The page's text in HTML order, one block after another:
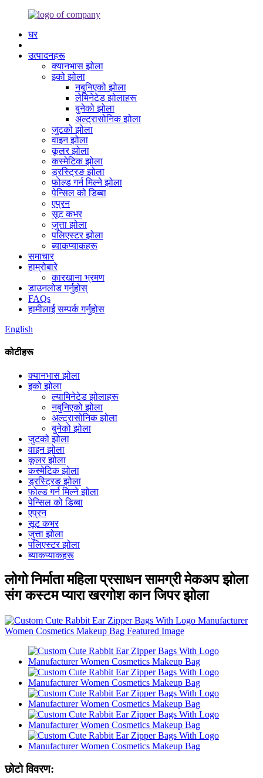
घर
उत्पादनहरू
क्यानभास झोला
इको झोला
नबुनिएको झोला
लेमिनेटेड झोलाहरू
बुनेको झोला
अल्ट्रासोनिक झोला
जुटको झोला
वाइन झोला
कूलर झोला
कस्मेटिक झोला
ड्रस्ट्रिङ झोला
फोल्ड गर्न मिल्ने झोला
पेन्सिल को डिब्बा
एप्रन
सूट कभर
जुत्ता झोला
पलिएस्टर झोला
ब्याकप्याकहरू
समाचार
हाम्रोबारे
कारखाना भ्रमण
डाउनलोड गर्नुहोस्
FAQs
हामीलाई सम्पर्क गर्नुहोस
English
कोटीहरू
क्यानभास झोला
इको झोला
ल्यामिनेटेड झोलाहरू
नबुनिएको झोला
अल्ट्रासोनिक झोला
बुनेको झोला
जुटको झोला
वाइन झोला
कूलर झोला
कस्मेटिक झोला
ड्रस्ट्रिङ झोला
फोल्ड गर्न मिल्ने झोला
पेन्सिल को डिब्बा
एप्रन
सूट कभर
जुत्ता झोला
पलिएस्टर झोला
ब्याकप्याकहरू
लोगो निर्माता महिला प्रसाधन सामग्री मेकअप झोला
संग कस्टम प्यारा खरगोश कान जिपर झोला
छोटो विवरण: